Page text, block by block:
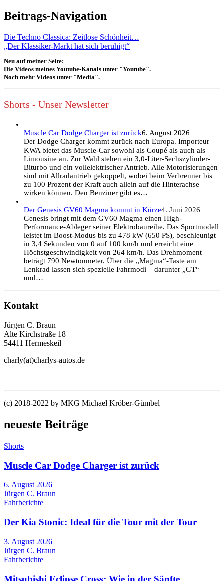
Beitrags-Navigation
Die Techno Classica: Zeitlose Schönheit…
„Der Klassiker-Markt hat sich beruhigt“
Neu auf meiner Seite:
Die Videos meines Youtube-Kanals unter "Youtube".
Noch mehr Videos unter "Media".
Shorts - Unser Newsletter
Muscle Car Dodge Charger ist zurück6. August 2026
Der Dodge Charger kommt zurück nach Europa. Importeur
KWA bietet das Muscle-Car sowohl als Coupé als auch als
Limousine an. Zur Wahl stehen ein 3,0-Liter-Sechszylinder-
Biturbo und ein vollelektrischer Antrieb. Alle Motorisierungen
sind mit Allradantrieb gekoppelt, wobei beim Verbrenner bis
zu 100 Prozent der Kraft auch allein auf die Hinterachse
wirken können. Den Benziner gibt es…
Der Genesis GV60 Magma kommt in Kürze4. Juni 2026
Genesis bringt mit dem GV60 Magma einen High-
Performance-Ableger seiner Elektrobaureihe. Das Sportmodell
leistet im Boost-Modus bis zu 478 kW (650 PS), beschleunigt
in 3,4 Sekunden von 0 auf 100 km/h und erreicht eine
Höchstgeschwindigkeit von 264 km/h. Das Drehmoment
beträgt 790 Newtonmeter. Über die „Magma“-Taste am
Lenkrad lassen sich spezielle Fahrmodi – darunter „GT“
und…
Kontakt
Jürgen C. Braun
Alte Kirchstraße 18
54411 Hermeskeil
charly(at)charlys-autos.de
(c) 2018-2022 by MKG Michael Kröber-Gümbel
neueste Beiträge
Shorts
Muscle Car Dodge Charger ist zurück
6. August 2026
Jürgen C. Braun
Fahrberichte
Der Kia Stonic: Ideal für die Tour mit der Tour
3. August 2026
Jürgen C. Braun
Fahrberichte